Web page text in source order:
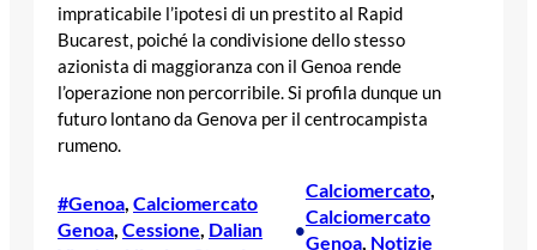
impraticabile l’ipotesi di un prestito al Rapid
Bucarest, poiché la condivisione dello stesso
azionista di maggioranza con il Genoa rende
l’operazione non percorribile. Si profila dunque un
futuro lontano da Genova per il centrocampista
rumeno.
#Genoa Calciomercato
Genoa Cessione Dalian
•
Calciomercato
Calciomercato
Genoa, Notizie